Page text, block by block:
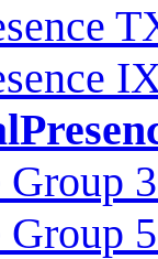
Group
Group